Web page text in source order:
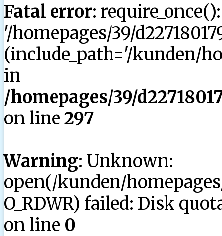
Fatal error:
'/homepages/39/
(include_path='/kunden/
in
/homepages/39/
on line 297
Warning: Unknown:
open(/kunden/
O_RDWR) failed: Disk
on line 0